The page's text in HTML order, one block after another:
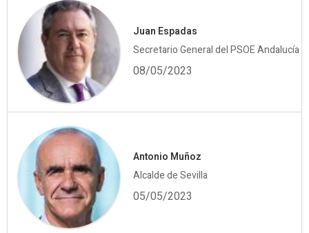
Juan Espadas
Secretario General del PSOE Andalucía
08/05/2023
Antonio Muñoz
Alcalde de Sevilla
05/05/2023